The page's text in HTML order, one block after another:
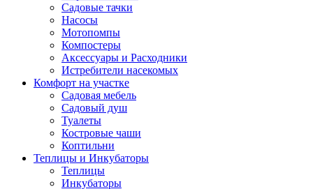
Садовые тачки
Насосы
Мотопомпы
Компостеры
Аксессуары и Расходники
Истребители насекомых
Комфорт на участке
Садовая мебель
Садовый душ
Туалеты
Костровые чаши
Коптильни
Теплицы и Инкубаторы
Теплицы
Инкубаторы